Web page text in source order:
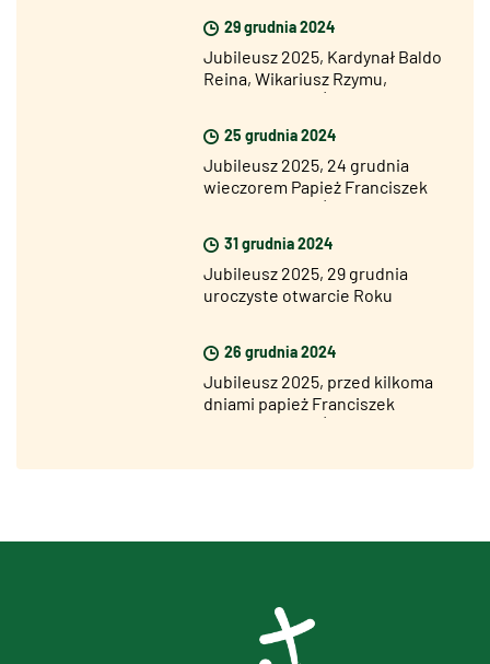
29 grudnia 2024
Jubileusz 2025, Kardynał Baldo
Reina, Wikariusz Rzymu,
otworzył Drzwi Święte Bazyliki
25 grudnia 2024
Jubileusz 2025, 24 grudnia
wieczorem Papież Franciszek
otworzył Drzwi Święte Bazyliki
31 grudnia 2024
Jubileusz 2025, 29 grudnia
uroczyste otwarcie Roku
26 grudnia 2024
Jubileusz 2025, przed kilkoma
dniami papież Franciszek
otworzył Drzwi Święte w